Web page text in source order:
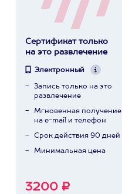
Сертификат только
на это развлечение
Электронный
Запись только на это
развлечение
Мгновенная получение
на e-mail и телефон
Срок действия 90 дней
Минимальная цена
3200 ₽